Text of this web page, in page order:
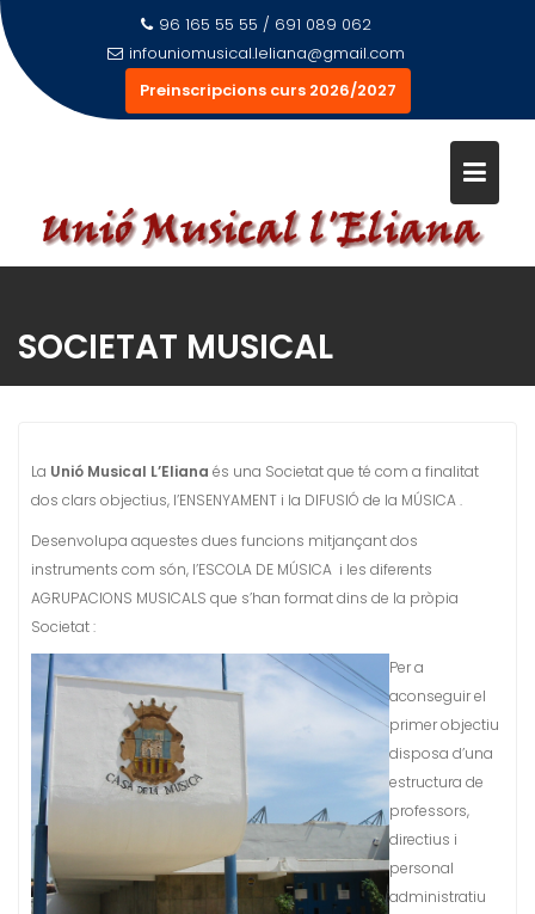
Saltar
al
contenido
96 165 55 55 / 691 089 062
infouniomusical.leliana@gmail.com
Preinscripcions curs 2026/2027
SOCIETAT MUSICAL
La Unió Musical L’Eliana és una Societat que té com a finalitat
dos clars objectius, l’ENSENYAMENT i la DIFUSIÓ de la MÚSICA .
Desenvolupa aquestes dues funcions mitjançant dos
instruments com són, l’ESCOLA DE MÚSICA i les diferents
AGRUPACIONS MUSICALS que s’han format dins de la pròpia
Societat :
Per a
aconseguir el
primer objectiu
disposa d’una
estructura de
professors,
directius i
personal
administratiu